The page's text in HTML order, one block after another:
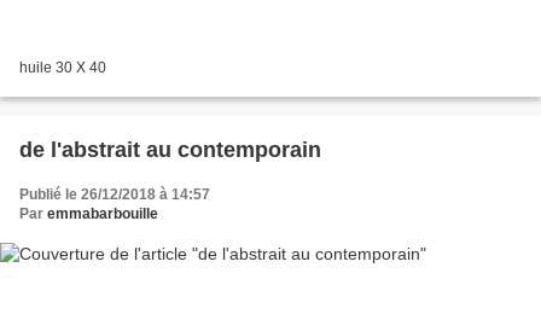
huile 30 X 40
de l'abstrait au contemporain
Publié le 26/12/2018 à 14:57
Par emmabarbouille